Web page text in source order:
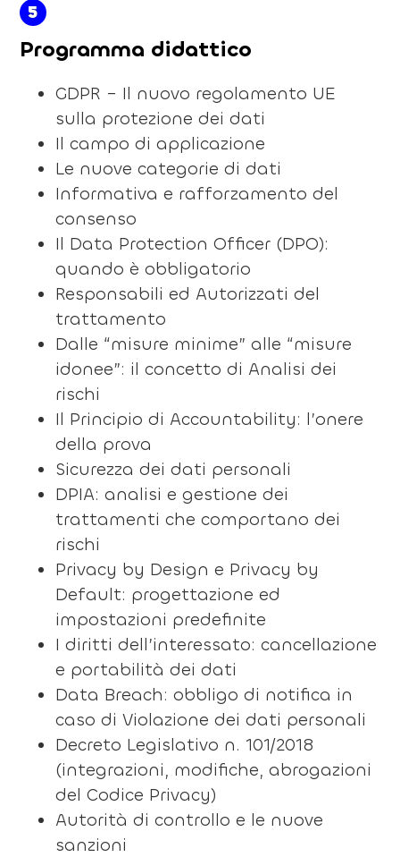
5
Programma didattico
GDPR – Il nuovo regolamento UE
sulla protezione dei dati
Il campo di applicazione
Le nuove categorie di dati
Informativa e rafforzamento del
consenso
Il Data Protection Officer (DPO):
quando è obbligatorio
Responsabili ed Autorizzati del
trattamento
Dalle “misure minime” alle “misure
idonee”: il concetto di Analisi dei
rischi
Il Principio di Accountability: l’onere
della prova
Sicurezza dei dati personali
DPIA: analisi e gestione dei
trattamenti che comportano dei
rischi
Privacy by Design e Privacy by
Default: progettazione ed
impostazioni predefinite
I diritti dell’interessato: cancellazione
e portabilità dei dati
Data Breach: obbligo di notifica in
caso di Violazione dei dati personali
Decreto Legislativo n. 101/2018
(integrazioni, modifiche, abrogazioni
del Codice Privacy)
Autorità di controllo e le nuove
sanzioni